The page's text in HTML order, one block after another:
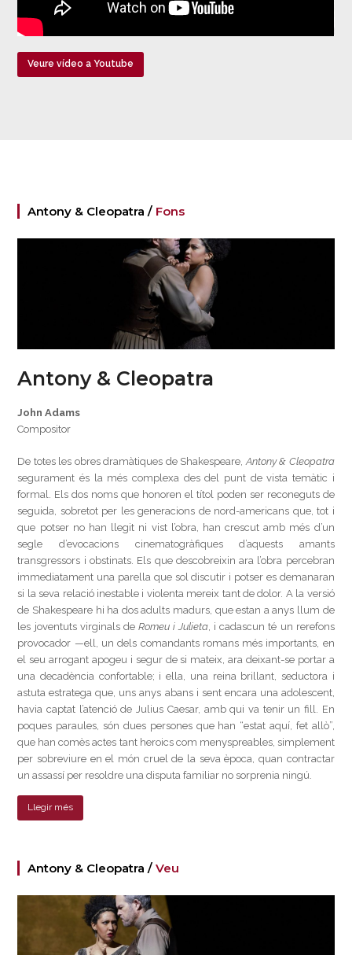
Veure vídeo a Youtube
Antony & Cleopatra / Fons
Antony & Cleopatra
John Adams
Compositor
De totes les obres dramàtiques de Shakespeare, Antony & Cleopatra
segurament és la més complexa des del punt de vista temàtic i
formal. Els dos noms que honoren el títol poden ser reconeguts de
seguida, sobretot per les generacions de nord-americans que, tot i
que potser no han llegit ni vist l’obra, han crescut amb més d’un
segle d’evocacions cinematogràfiques d’aquests amants
transgressors i obstinats. Els que descobreixin ara l’obra percebran
immediatament una parella que sol discutir i potser es demanaran
si la seva relació inestable i violenta mereix tant de dolor. A la versió
de Shakespeare hi ha dos adults madurs, que estan a anys llum de
les joventuts virginals de Romeu i Julieta , i cadascun té un rerefons
provocador —ell, un dels comandants romans més importants, en
el seu arrogant apogeu i segur de si mateix, ara deixant-se portar a
una decadència confortable; i ella, una reina brillant, seductora i
astuta estratega que, uns anys abans i sent encara una adolescent,
havia captat l’atenció de Julius Caesar, amb qui va tenir un fill. En
poques paraules, són dues persones que han “estat aquí, fet allò”,
que han comès actes tant heroics com menyspreables, simplement
per sobreviure en el món cruel de la seva època, quan contractar
un assassí per resoldre una disputa familiar no sorprenia ningú.
Llegir més
Antony & Cleopatra /Veu